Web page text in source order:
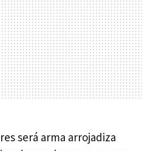
será arma arrojadiza